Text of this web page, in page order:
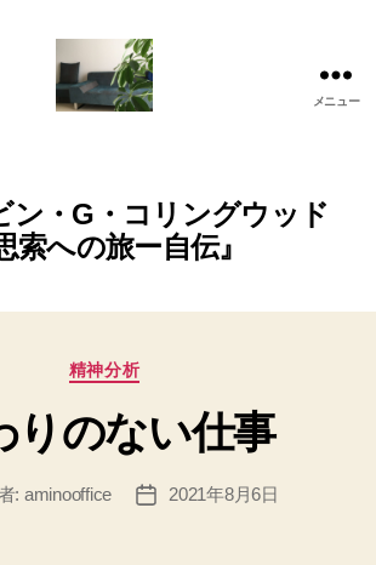
(お
か
と
み)
の
ブ
ロ
メニュー
ン・G・コリングウッド
索への旅ー自伝』
カ
ゴ
リ
精神分析
りのない仕事
: aminooffice
投
2021年8月6日